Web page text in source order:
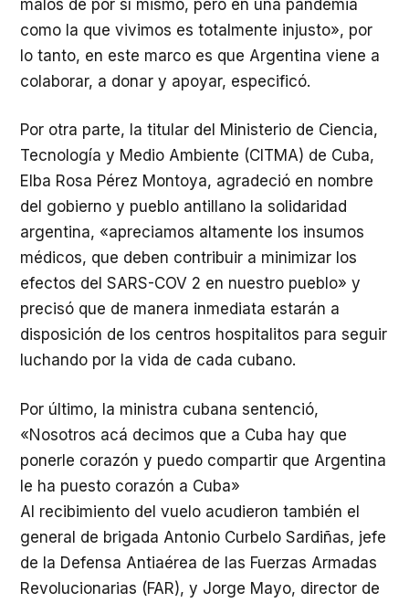
malos de por sí mismo, pero en una pandemia
como la que vivimos es totalmente injusto», por
lo tanto, en este marco es que Argentina viene a
colaborar, a donar y apoyar, especificó.
Por otra parte, la titular del Ministerio de Ciencia,
Tecnología y Medio Ambiente (CITMA) de Cuba,
Elba Rosa Pérez Montoya, agradeció en nombre
del gobierno y pueblo antillano la solidaridad
argentina, «apreciamos altamente los insumos
médicos, que deben contribuir a minimizar los
efectos del SARS-COV 2 en nuestro pueblo» y
precisó que de manera inmediata estarán a
disposición de los centros hospitalitos para seguir
luchando por la vida de cada cubano.
Por último, la ministra cubana sentenció,
«Nosotros acá decimos que a Cuba hay que
ponerle corazón y puedo compartir que Argentina
le ha puesto corazón a Cuba»
Al recibimiento del vuelo acudieron también el
general de brigada Antonio Curbelo Sardiñas, jefe
de la Defensa Antiaérea de las Fuerzas Armadas
Revolucionarias (FAR), y Jorge Mayo, director de